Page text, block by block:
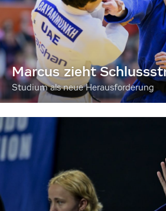
Marcus zieht
Studium als neue Herausforderung